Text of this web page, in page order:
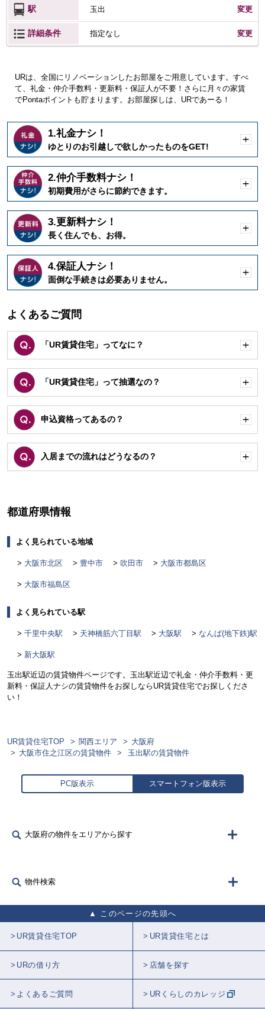
駅 玉出 変更
詳細条件 指定なし 変更
URは、全国にリノベーションしたお部屋をご用意しています。すべ
て、礼金・仲介手数料・更新料・保証人が不要！さらに月々の家賃
でPontaポイントも貯まります。お部屋探しは、URであーる！
1.礼金ナシ！
ゆとりのお引越しで欲しかったものをGET!
く
2.仲介手数料ナシ！
初期費用がさらに節約できます。
く
3.更新料ナシ！
長く住んでも、お得。
く
4.保証人ナシ！
面倒な手続きは必要ありません。
く
よくあるご質問
「UR賃貸住宅」ってなに？
く
「UR賃貸住宅」って抽選なの？
く
申込資格ってあるの？
く
入居までの流れはどうなるの？
く
都道府県情報
よく見られている地域
大阪市北区 豊中市 吹田市 大阪市都島区
大阪市福島区
よく見られている駅
千里中央駅 天神橋筋六丁目駅 大阪駅 なんば(地下鉄)駅
新大阪駅
玉出駅近辺の賃貸物件ページです。玉出駅近辺で礼金・仲介手数料・更
新料・保証人ナシの賃貸物件をお探しならUR賃貸住宅でお探しくださ
い！
UR賃貸住宅TOP 関西エリア
大阪府
大阪市住之江区の賃貸物件
玉出駅の賃貸物件
PC版表示 スマートフォン版表示
大阪府の物件をエリアから探す
物件検索
このページの先頭へ
UR賃貸住宅TOP UR賃貸住宅とは
URの借り方 店舗を探す
よくあるご質問 URくらしのカレッジ